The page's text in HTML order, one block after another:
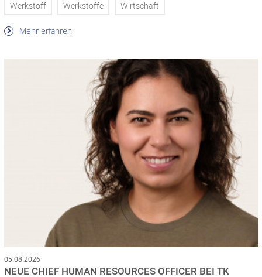
Werkstoff Werkstoffe Wirtschaft
Mehr erfahren
05.08.2026
NEUE CHIEF HUMAN RESOURCES OFFICER BEI TK